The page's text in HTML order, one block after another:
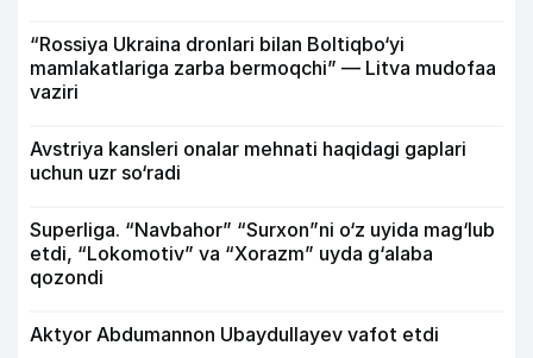
“Rossiya Ukraina dronlari bilan Boltiqbo‘yi
mamlakatlariga zarba bermoqchi” — Litva mudofaa
vaziri
Avstriya kansleri onalar mehnati haqidagi gaplari
uchun uzr so‘radi
Superliga. “Navbahor” “Surxon”ni o‘z uyida mag‘lub
etdi, “Lokomotiv” va “Xorazm” uyda g‘alaba
qozondi
Aktyor Abdu­mannon Ubaydullayev vafot etdi